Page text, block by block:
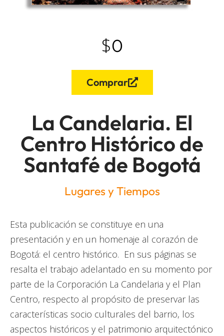
$0
Comprar
La Candelaria. El
Centro Histórico de
Santafé de Bogotá
Lugares y Tiempos
Esta publicación se constituye en una
presentación y en un homenaje al corazón de
Bogotá: el centro histórico. En sus páginas se
resalta el trabajo adelantado en su momento por
parte de la Corporación La Candelaria y el Plan
Centro, respecto al propósito de preservar las
características socio culturales del barrio, los
aspectos históricos y el patrimonio arquitectónico